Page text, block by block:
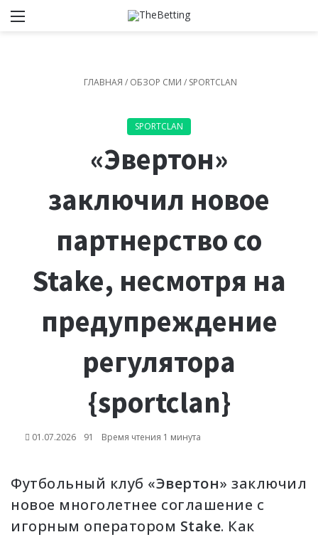
ГЛАВНАЯ / ОБЗОР СМИ / SPORTCLAN
SPORTCLAN
«Эвертон»
заключил новое
партнерство со
Stake, несмотря на
предупреждение
регулятора
{sportclan}
01.07.2026 91 Время чтения 1 минута
Футбольный клуб «Эвертон» заключил
новое многолетнее соглашение с
игорным оператором Stake. Как